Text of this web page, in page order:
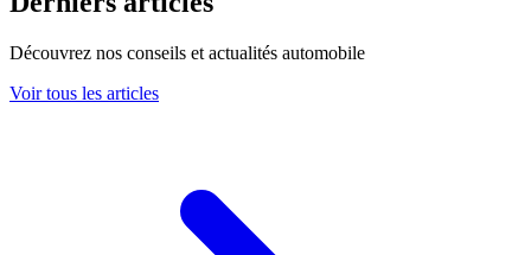
Découvrez nos conseils et actualités automobile
Voir tous les articles